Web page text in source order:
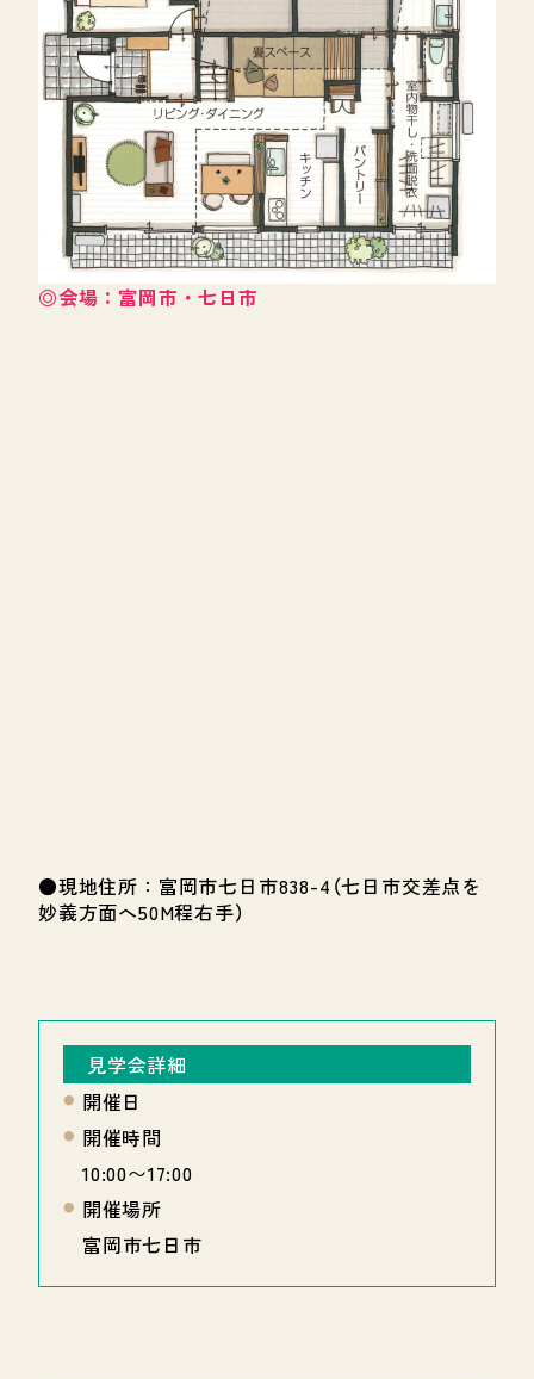
◎会場：富岡市・七日市
●現地住所：富岡市七日市838-4（七日市交差点を
妙義方面へ50M程右手）
見学会詳細
開催日
開催時間
10:00〜17:00
開催場所
富岡市七日市